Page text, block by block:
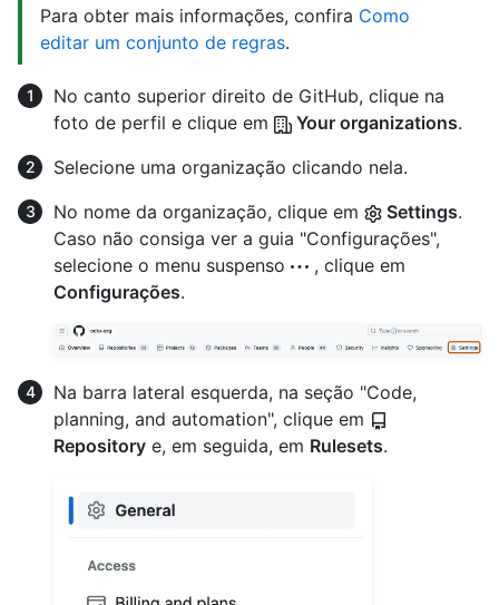
Para obter mais informações, confira Como
editar um conjunto de regras.
No canto superior direito de GitHub, clique na
foto de perfil e clique em
Your organizations.
Selecione uma organização clicando nela.
No nome da organização, clique em
Settings.
Caso não consiga ver a guia "Configurações",
selecione o menu suspenso
, clique em
Configurações.
Na barra lateral esquerda, na seção "Code,
planning, and automation", clique em
Repository e, em seguida, em Rulesets.